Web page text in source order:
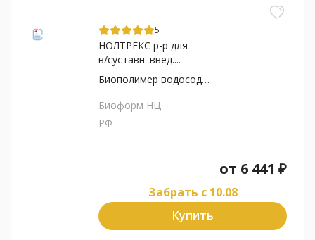
5
НОЛТРЕКС р-р для
в/суставн. введ....
Биополимер водосодержащий с...
Биоформ НЦ
РФ
от 6 441 ₽
Забрать c 10.08
Купить